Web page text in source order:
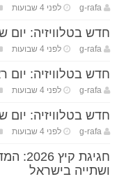
g-rafa לפני 4 שבועות
חדש בטלוויזיה: יום שני, 13
g-rafa לפני 4 שבועות
חדש בטלוויזיה: יום ראשון, 12
g-rafa לפני 4 שבועות
חדש בטלוויזיה: יום שבת, 11
g-rafa לפני 4 שבועות
חגיגת
ושתייה בישראל